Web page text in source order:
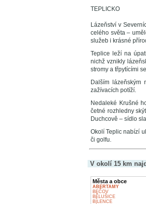
TEPLICKO
Lázeňství v
celého světa –
služeb i krásné
Teplice leží na
nichž vznikly
stromy a třpytícími
Dalším
zažívacích potíží.
Nedaleké Krušné
četné rozhledny
Duchcově – sídlo
Okolí Teplic nabízí
či golfu.
V okolí 15 km
Města a obce
ABERTAMY
BEČOV
BĚLUŠICE
BÍLENCE